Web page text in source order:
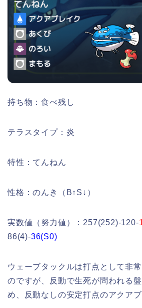
持ち物：食べ残し
テラスタイプ：炎
特性：てんねん
性格：のんき（B↑S↓）
実数値（努力値）：257(252)-120-
86(4)-36(S0)
ウェーブタックルは打点として非
のですが、反動で生死が問われる
め、反動なしの安定打点のアクアブ